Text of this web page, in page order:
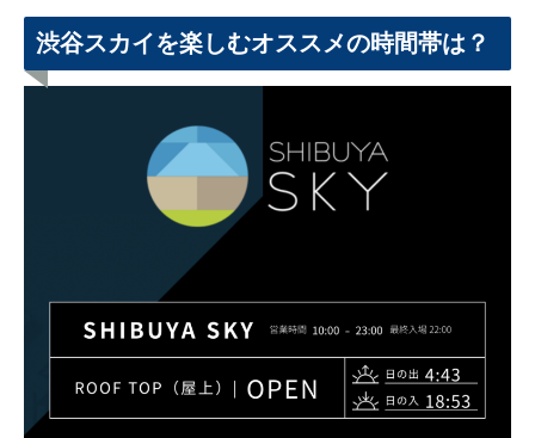
渋谷スカイを楽しむオススメの時間帯は？